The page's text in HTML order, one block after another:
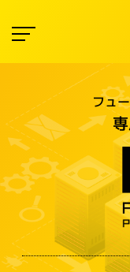
フュ